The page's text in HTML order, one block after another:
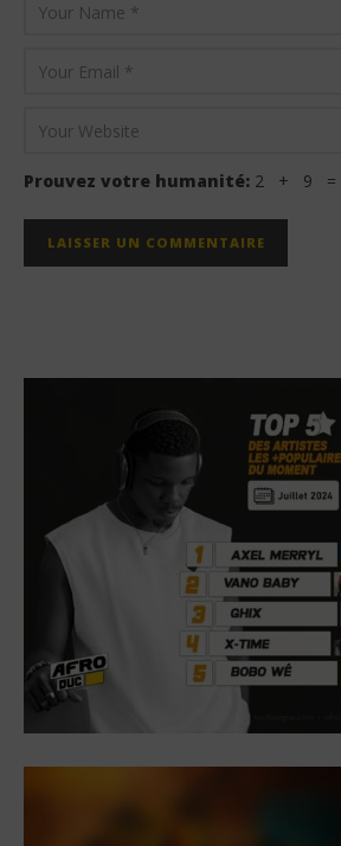
Prouvez votre humanité: 2 + 9 =